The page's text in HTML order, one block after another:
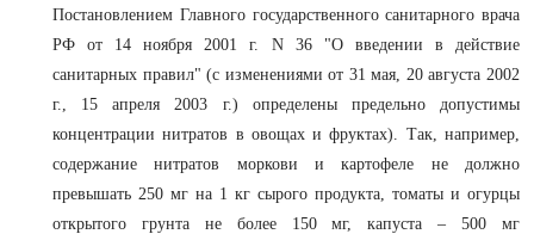
Постановлением Главного государственного санитарного врача
РФ от 14 ноября 2001 г. N 36 "О введении в действие
санитарных правил" (с изменениями от 31 мая, 20 августа 2002
г., 15 апреля 2003 г.) определены предельно допустимы
концентрации нитратов в овощах и фруктах). Так, например,
содержание нитратов моркови и картофеле не должно
превышать 250 мг на 1 кг сырого продукта, томаты и огурцы
открытого грунта не более 150 мг, капуста – 500 мг